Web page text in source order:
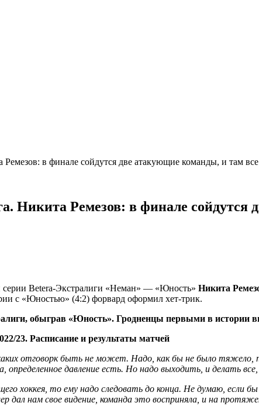
в финале сойдутся две атакующие команды, и там все
Никита Ремезов: в финале сойдутся
Betera-Экстралиги «Неман» — «Юность» Никита
с «Юностью» (4:2) форвард оформил хет-трик.
обыграв «Юность». Гродненцы первыми в истории
23. Расписание и результаты матчей
отговорк быть не может. Надо, как бы не было тяжело,
определенное давление есть. Но надо выходить, и делать
хоккея, то ему надо следовать до конца. Не думаю,
дал нам свое видение, команда это восприняла, и на